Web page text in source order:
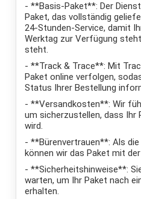
- **Basis-Paket**: Der
Paket, das vollständig
24-Stunden-Service, damit
Werktag zur Verfügung
steht.
- **Track & Trace**: Mit
Paket online verfolgen,
Status Ihrer Bestellung
- **Versandkosten**: Wir
um sicherzustellen, dass Ihr
wird.
- **Bürenvertrauen**: Als
können wir das Paket mit
- **Sicherheitshinweise**:
warten, um Ihr Paket nach
erhalten.